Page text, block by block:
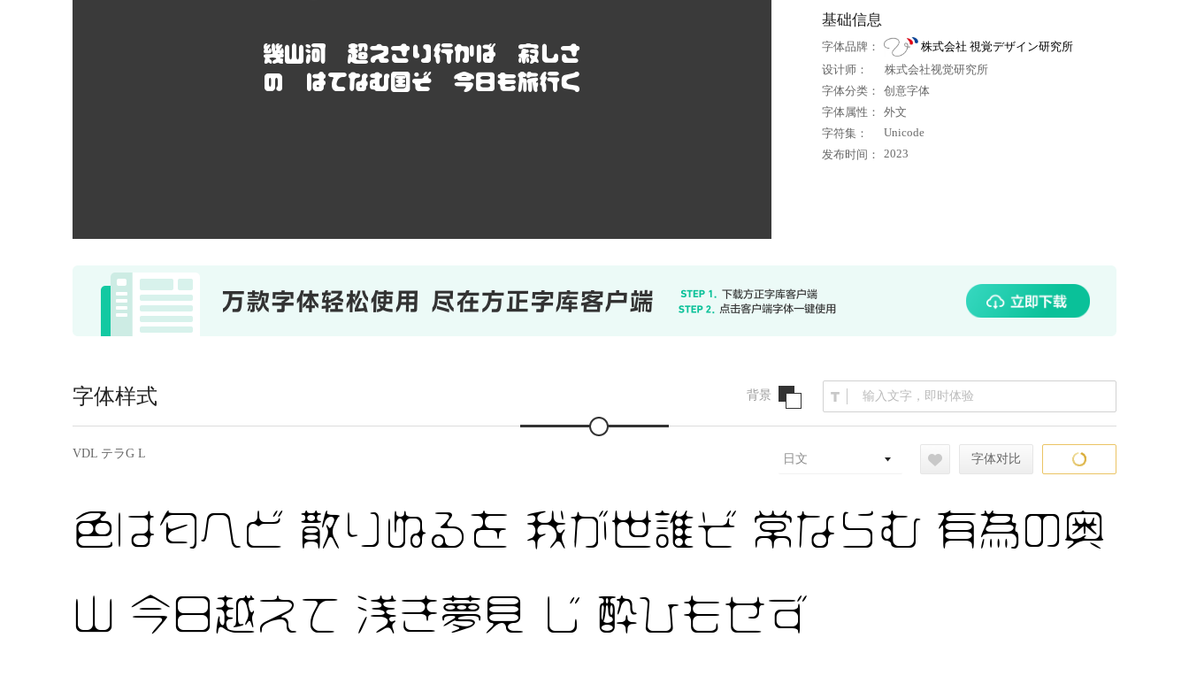
幾山河 超えさり行かば 寂しさ
の はてなむ国ぞ 今日も旅行く
基础信息
字体品牌：
株式会社 視覚デザイン研究所
设计师：
株式会社视觉研究所
字体分类：
创意字体
字体属性：
外文
字符集：
Unicode
发布时间：
2023
字体样式 输入文字，即时体验
背景
VDL テラG L 字体对比
日文
色は匂へど 散りぬるを 我が世誰ぞ 常ならむ 有為の奥
山 今日越えて 浅き夢見 じ 酔ひもせず